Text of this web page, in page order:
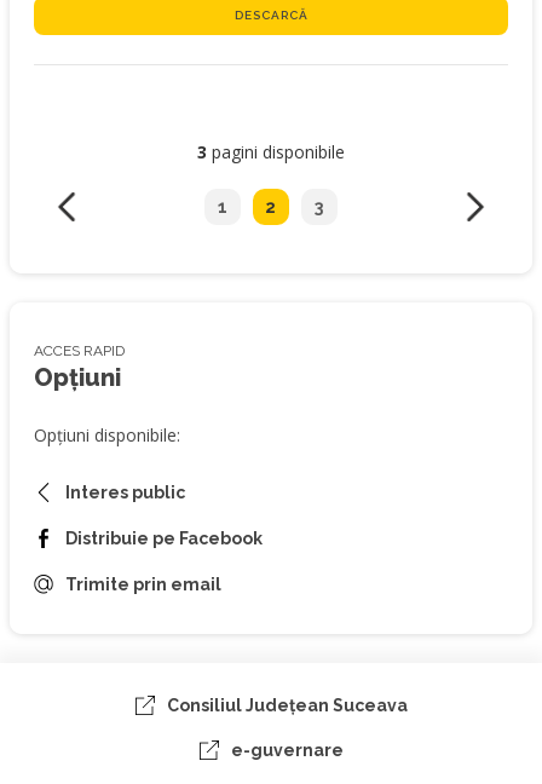
DESCARCĂ
3 pagini disponibile
1 2 3
ACCES RAPID
Opțiuni
Opțiuni disponibile:
Interes public
Distribuie pe Facebook
Trimite prin email
Consiliul Judeţean Suceava
e-guvernare